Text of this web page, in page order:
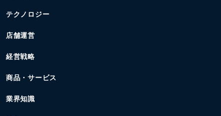
テクノロジー
店舗運営
経営戦略
商品・サービス
業界知識